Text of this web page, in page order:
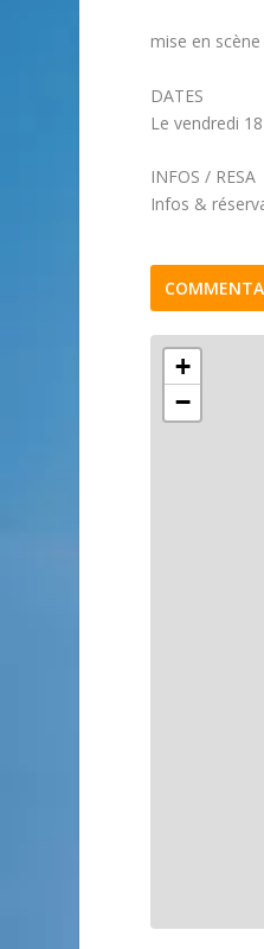
mise en
DATES
Le vendredi
INFOS / RESA
Infos &
+
−